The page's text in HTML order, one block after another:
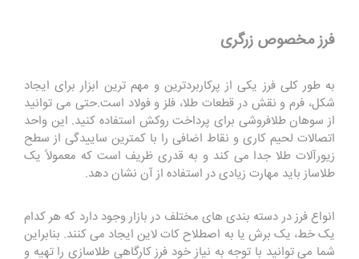
فرز مخصوص زرگری
به طور کلی فرز یکی از پرکاربردترین و مهم ترین ابزار برای ایجاد
شکل، فرم و نقش در قطعات طلا، فلز و فولاد است.حتی می توانید
از سوهان طلافروشی برای پرداخت روکش استفاده کنید. این واحد
اتصالات لحیم کاری و نقاط اضافی را با کمترین ساییدگی از سطح
زیورآلات طلا جدا می کند و به قدری ظریف است که معمولاً یک
طلاساز باید مهارت زیادی در استفاده از آن نشان دهد.
انواع فرز در دسته بندی های مختلف در بازار وجود دارد که هر کدام
یک خط، یک برش یا به اصطلاح کات لاین ایجاد می کنند. بنابراین
شما می توانید با توجه به نیاز خود فرز کارگاهی طلاسازی را تهیه و